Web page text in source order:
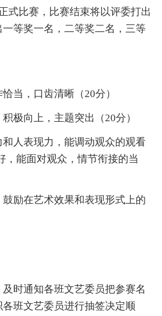
式比赛，比赛结束将以评委打出
等奖一名，二等奖二名，三等
，口齿清晰（20分）
向上，主题突出（20分）
表现力，能调动观众的观看
能面对观众，情节衔接的当
在艺术效果和表现形式上的
通知各班文艺委员把参赛名
班文艺委员进行抽签决定顺